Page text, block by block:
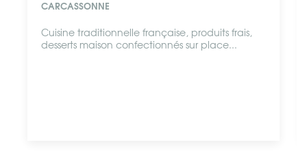
CARCASSONNE
Cuisine traditionnelle française, produits frais,
desserts maison confectionnés sur place...